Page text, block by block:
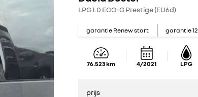
LPG 1.0 ECO-G Prestige (EU6d)
garantie Renew start garantie12
76.523km 4/2021 LPG
prijs